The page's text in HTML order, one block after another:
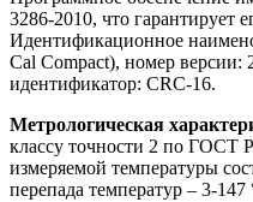
3286-2010, что гарантирует
Идентификационное
Cal Compact), номер версии:
идентификатор: CRC-16.
Метрологическая
классу точности 2 по ГОСТ
измеряемой температуры
перепада температур – 3-147